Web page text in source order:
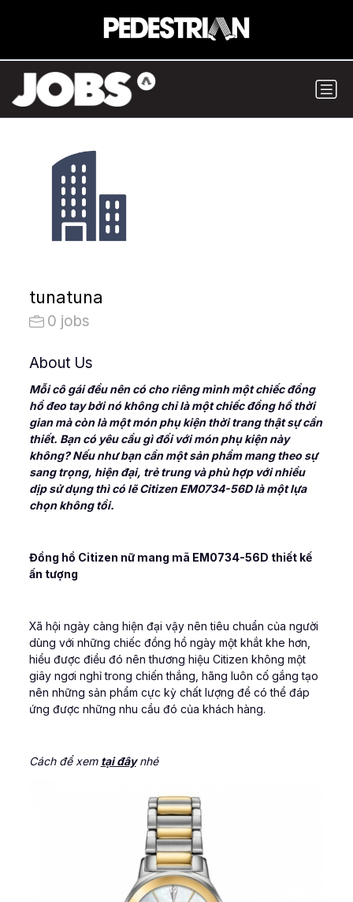
tunatuna
0 jobs
About Us
Mỗi cô gái đều nên có cho riêng mình một chiếc đồng
hồ đeo tay bởi nó không chỉ là một chiếc đồng hồ thời
gian mà còn là một món phụ kiện thời trang thật sự cần
thiết. Bạn có yêu cầu gì đối với món phụ kiện này
không? Nếu như bạn cần một sản phẩm mang theo sự
sang trọng, hiện đại, trẻ trung và phù hợp với nhiều
dịp sử dụng thì có lẽ Citizen EM0734-56D là một lựa
chọn không tồi.
Đồng hồ Citizen nữ mang mã EM0734-56D thiết kế
ấn tượng
Xã hội ngày càng hiện đại vậy nên tiêu chuẩn của người
dùng với những chiếc đồng hồ ngày một khắt khe hơn,
hiểu được điều đó nên thương hiệu Citizen không một
giây ngơi nghỉ trong chiến thắng, hãng luôn cố gắng tạo
nên những sản phẩm cực kỳ chất lượng để có thể đáp
ứng được những nhu cầu đó của khách hàng.
Cách để xem tại đây nhé